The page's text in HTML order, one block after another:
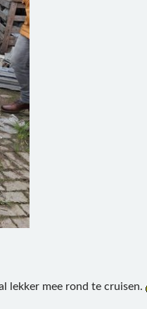
lekker mee rond te cruisen.